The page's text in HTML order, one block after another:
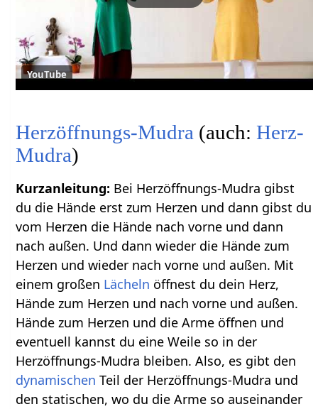
YouTube
Herzöffnungs-Mudra (auch:Herz-
Mudra)
Kurzanleitung: Bei Herzöffnungs-Mudra gibst
du die Hände erst zum Herzen und dann gibst du
vom Herzen die Hände nach vorne und dann
nach außen. Und dann wieder die Hände zum
Herzen und wieder nach vorne und außen. Mit
einem großen Lächeln öffnest du dein Herz,
Hände zum Herzen und nach vorne und außen.
Hände zum Herzen und die Arme öffnen und
eventuell kannst du eine Weile so in der
Herzöffnungs-Mudra bleiben. Also, es gibt den
dynamischen Teil der Herzöffnungs-Mudra und
den statischen, wo du die Arme so auseinander